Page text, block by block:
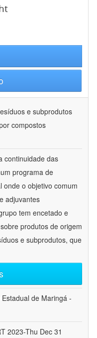
e subprodutos
compostos
continuidade das
programa de
onde o objetivo comum
adjuvantes
tem encetado e
produtos de origem
e subprodutos, que
de Maringá -
2023-Thu Dec 31